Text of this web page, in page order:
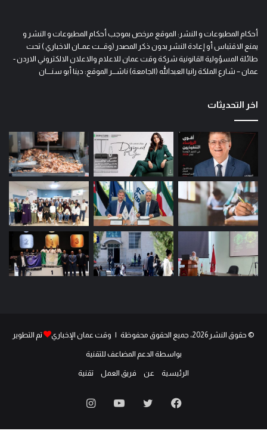
أحكام المطبوعات و النشر: الموقع مرخص بموجب أحكام المطبوعات و النشر و
يمنع الاقتباس أو إعادة النشر بدون ذكر المصدر (وقـــت عمــان الاخباري ) تحت
طائلة المسؤولية القانونية شركة وقت عمان للاعلام والاعلان الالكتروني الاردن -
عمان – شارع الملكة رانيا العبدالله (الجامعة) ناشـــر الموقع: دينا أبو سنــــان
اخر التحديثات
© حقوق النشر 2026، جميع الحقوق محفوظة | وقت عمان الإخباري تم التطوير
بواسطة الدعم المضاعف للتقنية
الرئيسية عن فريق العمل تقنية